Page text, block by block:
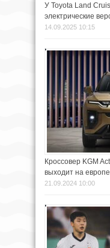
У Toyota Land
электрические
14.09.2025 10:15
Кроссовер KGM
выходит на
21.09.2024 10:00